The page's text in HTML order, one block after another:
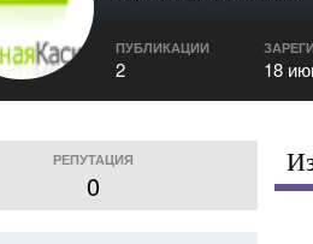
ПУБЛИКАЦИИ
2 18
РЕПУТАЦИЯ
0